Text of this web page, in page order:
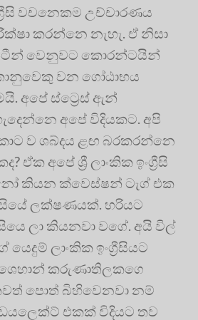
වචනෙකම උච්චාරණය
කරන්නෙ නැහැ. ඒ නිසා
වෙනුවට කොරන්ටයින්
වන ගෝඨාභය
අපේ ස්ට්‍රෙස් ඇන්
අපේ විදියකට. අපි
ව ශබ්දය ළඟ බරකරන්නෙ
ඒක අපේ ශ්‍රී ලාංකික ඉංග්‍රීසි
කියන ක්වෙස්ෂන් ටැග් එක
ලක්ෂණයක්. හරියට
ලා කියනවා වගේ. අයි විල්
ලාංකික ඉංග්‍රීසියට
කරුණාතිලකගෙ
පොත් බිහිවෙනවා නම්
ඩයලෙක්ට් එකක් විදියට තව